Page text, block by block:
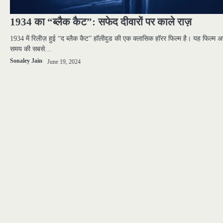
1934 का “ब्लैक कैट”: सफेद दीवारों पर काले राज़
1934 में रिलीज़ हुई “द ब्लैक कैट” हॉलीवुड की एक क्लासिक हॉरर फिल्म है। यह फिल्म
समय की सबसे…
Sonaley Jain June 19, 2024